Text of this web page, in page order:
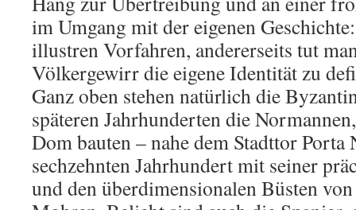
im Umgang mit der eigenen
illustren Vorfahren, andererseits tut
Völkergewirr die eigene Identität zu
Ganz oben stehen natürlich die
späteren Jahrhunderten die
Dom bauten – nahe dem Stadttor Porta
sechzehnten Jahrhundert mit seiner
und den überdimensionalen Büsten